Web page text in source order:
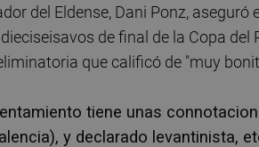
del Eldense, Dani Ponz,
de final de la Copa del
que calificó de "muy
tiene unas
y declarado levantinista,